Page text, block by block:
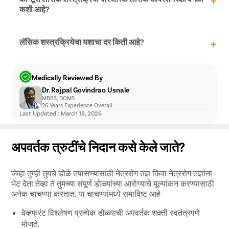
शस्त्रक्रियेनंतरची काळजी आणि समर्थन
पाठपुरावा सल्ला
अंडरकरेक्शन किंवा ओव्हर करेक्शन
फडफड समस्या
डोळ्यात खाज सुटणे आणि दुखणे
विमा पॉलिसी अंतर्गत समाविष्ट आहे-
मणिपाल सिग्ना
आदित्य बिर्ला
कशी आहे?
पारंपारिक LASIK शस्त्रक्रिया कॉर्नियामध्ये सुमारे 200 पॉइंट्स मॅप
करते, तर Contoura LASIK अधिक अचूकतेसाठी कॉर्नियावर सुमारे
तंत्राच्या तुलनेत कमी गुंतागुंत आहे आणि ऊतींचे नुकसान तुलनेने कमी
आहे.
लॅसिक शस्त्रक्रियेचा यशाचा दर किती आहे?
यशाचा दर, तसेच LASIK दृष्टी सुधारणेचा रुग्ण समाधानाचा दर, 96%
पेक्षा जास्त आहे. हे रुग्णांना कमीतकमी गुंतागुंतांसह बहुतेक प्रकरणांमध्ये
20/20 दृष्टी प्राप्त करण्यास मदत करू शकते.
Medically Reviewed By
Dr. Rajpal Govindrao Usnale
MBBS, DOMS
26 Years Experience Overall
Last Updated : March 18, 2026
अपवर्तक त्रुटींचे निदान कसे केले जाते?
जेव्हा तुम्ही तुमचे डोळे तपासण्यासाठी नेत्ररोग तज्ञ किंवा नेत्ररोग तज्ञांना
भेट देता तेव्हा ते तुमच्या संपूर्ण डोळ्यांच्या आरोग्याचे मूल्यांकन करण्यासाठी
अनेक चाचण्या करतात. या चाचण्यांमध्ये समाविष्ट आहे-
वेव्हफ्रंट विश्लेषण प्रत्येक डोळ्याची अपवर्तक शक्ती स्वतंत्रपणे
मोजते.